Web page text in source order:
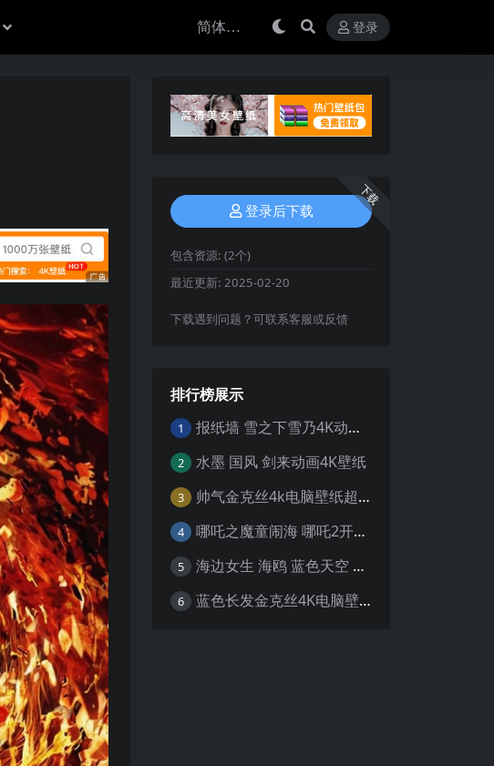
登录
下载
登录后下载
包含资源: (2个)
最近更新: 2025-02-20
下载遇到问题？可联系客服或反馈
排行榜展示
1 报纸墙 雪之下雪乃4K动漫壁纸
2 水墨 国风 剑来动画4K壁纸
3 帅气金克丝4k电脑壁纸超清
4 哪吒之魔童闹海 哪吒2开场4K壁纸
5 海边女生 海鸥 蓝色天空 4K壁纸
6 蓝色长发金克丝4K电脑壁纸